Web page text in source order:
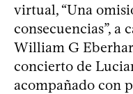
virtual, “Una
consecuencias”,
William G
concierto de
acompañado con